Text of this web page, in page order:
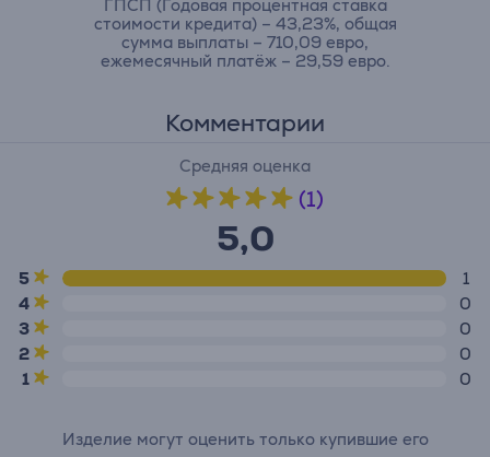
ГПСП (Годовая процентная ставка
стоимости кредита) – 43,23%, общая
сумма выплаты – 710,09 евро,
ежемесячный платёж – 29,59 евро.
Комментарии
Средняя оценка
(1)
5,0
5
1
4
0
3
0
2
0
1
0
Изделие могут оценить только купившие его